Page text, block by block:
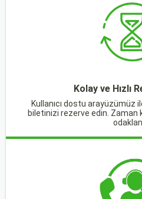
Kolay ve Hızlı
Kullanıcı dostu arayüzümüz
biletinizi rezerve edin.